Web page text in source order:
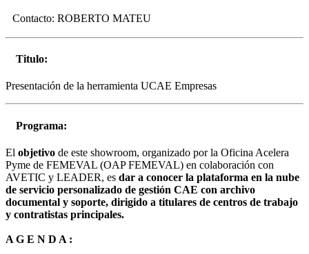
Contacto: ROBERTO MATEU
Titulo:
Presentación de la herramienta UCAE Empresas
Programa:
El objetivo de este showroom, organizado por la Oficina Acelera
Pyme de FEMEVAL (OAP FEMEVAL) en colaboración con
AVETIC y LEADER, es dar a conocer la plataforma en la nube
de servicio personalizado de gestión CAE con archivo
documental y soporte, dirigido a titulares de centros de trabajo
y contratistas principales.
A G E N D A :